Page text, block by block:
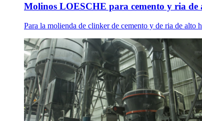
Molinos LOESCHE para cemento y ria de
Para la molienda de clinker de cemento y de ria de alto